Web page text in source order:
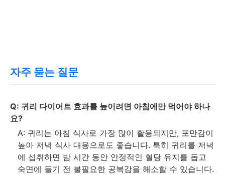
자주 묻는 질문
Q: 귀리 다이어트 효과를 높이려면 아침에만 먹어야 하나
요?
A: 귀리는 아침 식사로 가장 많이 활용되지만, 포만감이
높아 저녁 식사 대용으로도 좋습니다. 특히 귀리를 저녁
에 섭취하면 밤 시간 동안 안정적인 혈당 유지를 돕고
숙면에 들기 전 불필요한 공복감을 해소할 수 있습니다.